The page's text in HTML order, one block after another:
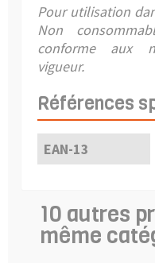
Pour utilisation
Non
conforme aux
vigueur.
Références
EAN-13
10 autres
même